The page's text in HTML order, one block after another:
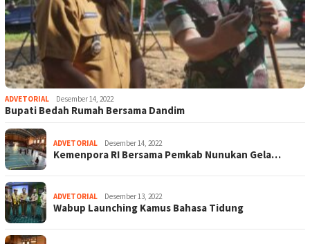
ADVETORIAL Desember 14, 2022
Bupati Bedah Rumah Bersama Dandim
ADVETORIAL Desember 14, 2022
Kemenpora RI Bersama Pemkab Nunukan Gela…
ADVETORIAL Desember 13, 2022
Wabup Launching Kamus Bahasa Tidung